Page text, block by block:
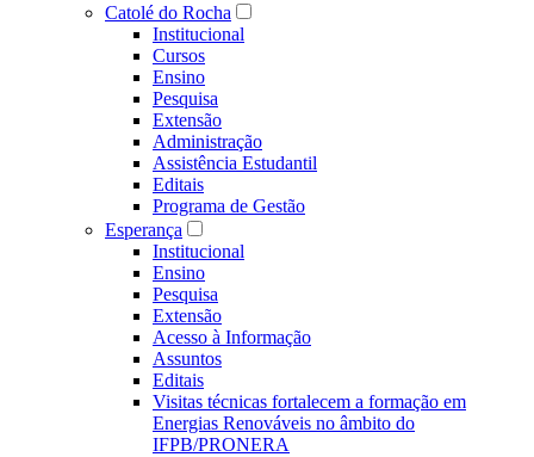
Catolé do Rocha
Institucional
Cursos
Ensino
Pesquisa
Extensão
Administração
Assistência Estudantil
Editais
Programa de Gestão
Esperança
Institucional
Ensino
Pesquisa
Extensão
Acesso à Informação
Assuntos
Editais
Visitas técnicas fortalecem a formação em
Energias Renováveis no âmbito do
IFPB/PRONERA